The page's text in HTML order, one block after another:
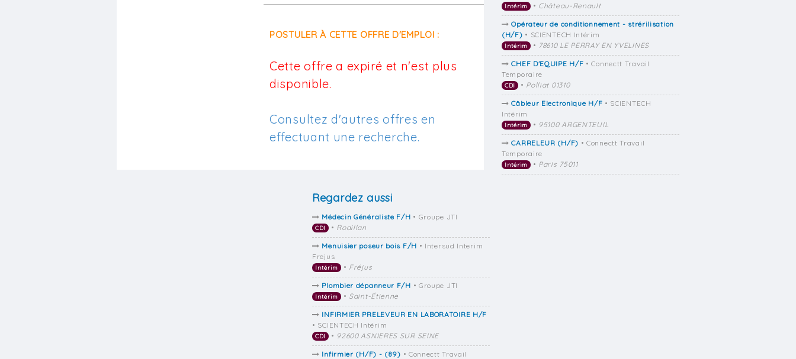
POSTULER À CETTE OFFRE D'EMPLOI :
Cette offre a expiré et n'est plus
disponible.
Consultez d'autres offres en
effectuant une recherche.
Intérim • Château-Renault
Opérateur de conditionnement - strérilisation
(H/F) • SCIENTECH Intérim
Intérim • 78610 LE PERRAY EN YVELINES
CHEF D'EQUIPE H/F • Connectt Travail
Temporaire
CDI • Polliat 01310
Câbleur Electronique H/F • SCIENTECH
Intérim
Intérim • 95100 ARGENTEUIL
CARRELEUR (H/F) • Connectt Travail
Temporaire
Intérim • Paris 75011
Regardez aussi
Médecin Généraliste F/H • Groupe JTI
CDI • Roaillan
Menuisier poseur bois F/H • Intersud Interim
Frejus
Intérim • Fréjus
Plombier dépanneur F/H • Groupe JTI
Intérim • Saint-Étienne
INFIRMIER PRELEVEUR EN LABORATOIRE H/F
• SCIENTECH Intérim
CDI • 92600 ASNIERES SUR SEINE
Infirmier (H/F) - (89) • Connectt Travail